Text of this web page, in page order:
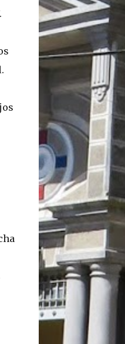
En concreto, las
su carnet y/o
móvil del Registro
disponible en iOS
Registro Civil,
"quien renueve a
va a poder sacar
y pasaporte digital.
funcionalidad en
app especial, que
de pruebas de vida
persona es quien
detalló, en el
Mega, las
seguridad ...